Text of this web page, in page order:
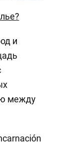
и
между